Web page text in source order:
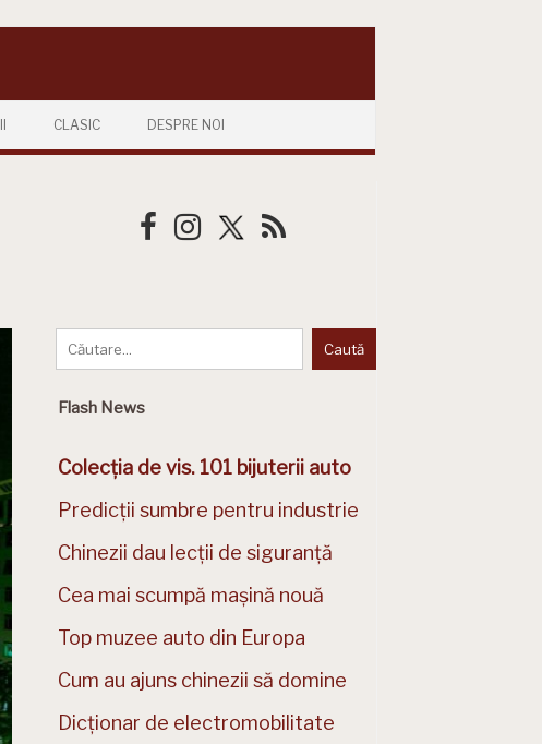
CLASIC DESPRE NOI
Flash News
Colecția de vis. 101 bijuterii auto
Predicții sumbre pentru industrie
Chinezii dau lecții de siguranță
Cea mai scumpă mașină nouă
Top muzee auto din Europa
Cum au ajuns chinezii să domine
Dicționar de electromobilitate